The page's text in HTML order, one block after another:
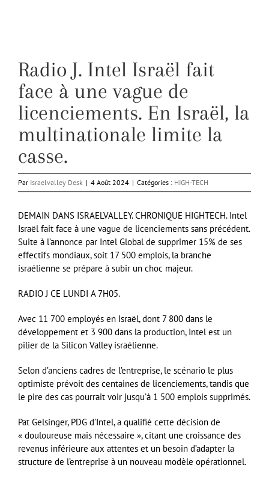
Radio J. Intel Israël fait
face à une vague de
licenciements. En Israël, la
multinationale limite la
casse.
Par Israelvalley Desk | 4 Août 2024 | Catégories : HIGH-TECH
DEMAIN DANS ISRAELVALLEY. CHRONIQUE HIGHTECH. Intel
Israël fait face à une vague de licenciements sans précédent.
Suite à l’annonce par Intel Global de supprimer 15% de ses
effectifs mondiaux, soit 17 500 emplois, la branche
israélienne se prépare à subir un choc majeur.
RADIO J CE LUNDI A 7H05.
Avec 11 700 employés en Israël, dont 7 800 dans le
développement et 3 900 dans la production, Intel est un
pilier de la Silicon Valley israélienne.
Selon d’anciens cadres de l’entreprise, le scénario le plus
optimiste prévoit des centaines de licenciements, tandis que
le pire des cas pourrait voir jusqu’à 1 500 emplois supprimés.
Pat Gelsinger, PDG d’Intel, a qualifié cette décision de
« douloureuse mais nécessaire », citant une croissance des
revenus inférieure aux attentes et un besoin d’adapter la
structure de l’entreprise à un nouveau modèle opérationnel.